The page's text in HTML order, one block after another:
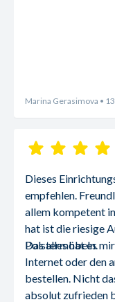
Marina Gerasimova •
Dieses
empfehlen.
allem kompetent
hat ist die riesige
Polstermöbeln.
Das alles hat es
Internet oder den
bestellen. Nicht
absolut zufrieden